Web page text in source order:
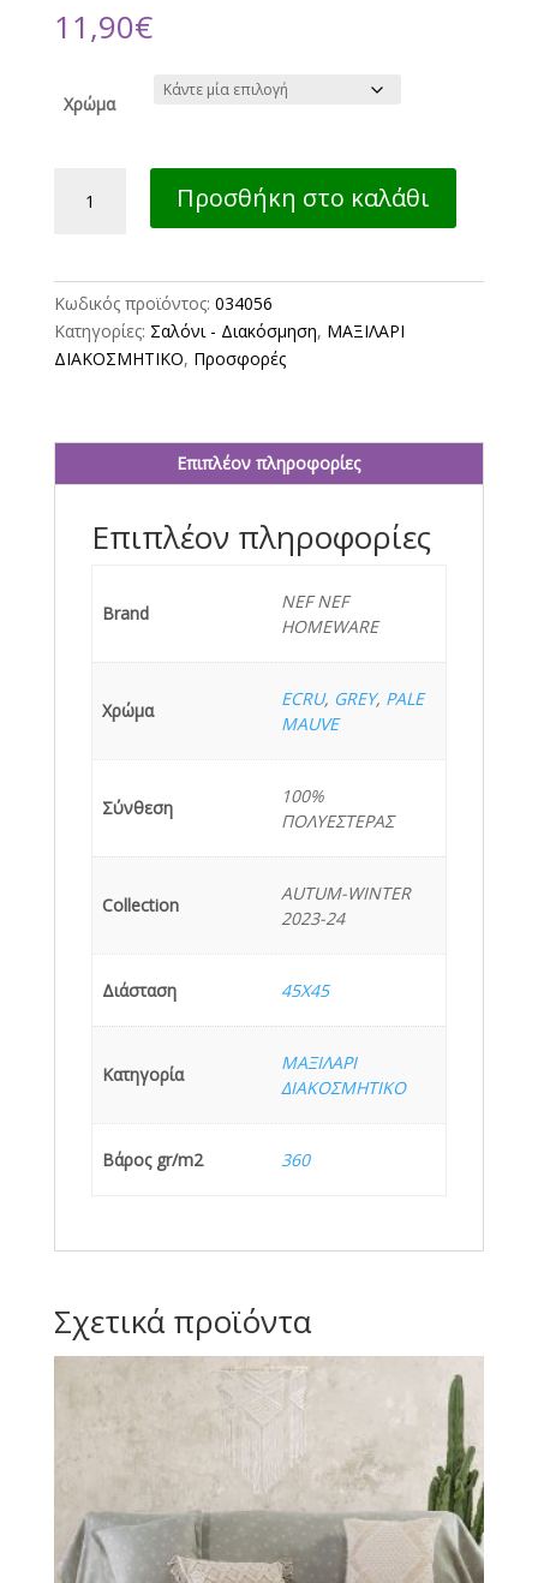
11,90€
Χρώμα
ΜΑΞΙΛΑΡΙ
BARLOW
ποσότητα
Προσθήκη στο καλάθι
Κωδικός προϊόντος: 034056
Κατηγορίες: Σαλόνι - Διακόσμηση, ΜΑΞΙΛΑΡΙ
ΔΙΑΚΟΣΜΗΤΙΚΟ, Προσφορές
Επιπλέον πληροφορίες
Επιπλέον πληροφορίες
Brand
NEF NEF
HOMEWARE
Χρώμα
ECRU, GREY, PALE
MAUVE
Σύνθεση
100%
ΠΟΛΥΕΣΤΕΡΑΣ
Collection
AUTUM-WINTER
2023-24
Διάσταση 45X45
Κατηγορία
ΜΑΞΙΛΑΡΙ
ΔΙΑΚΟΣΜΗΤΙΚΟ
Βάρος gr/m2 360
Σχετικά προϊόντα